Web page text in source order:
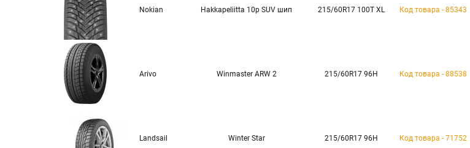
Nokian Hakkapeliitta 10p SUV шип 215/60R17 100T XL Код товара - 85343
Arivo Winmaster ARW 2 215/60R17 96H Код товара - 88538
Landsail Winter Star 215/60R17 96H Код товара - 71752